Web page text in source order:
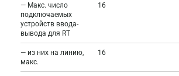
— Макс. число
подключаемых
устройств ввода-
вывода для RT
16
— из них на линию,
макс.
16